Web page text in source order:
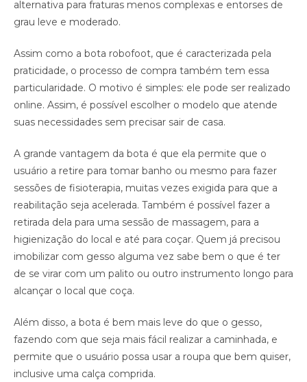
alternativa para fraturas menos complexas e entorses de
grau leve e moderado.
Assim como a bota robofoot, que é caracterizada pela
praticidade, o processo de compra também tem essa
particularidade. O motivo é simples: ele pode ser realizado
online. Assim, é possível escolher o modelo que atende
suas necessidades sem precisar sair de casa.
A grande vantagem da bota é que ela permite que o
usuário a retire para tomar banho ou mesmo para fazer
sessões de fisioterapia, muitas vezes exigida para que a
reabilitação seja acelerada. Também é possível fazer a
retirada dela para uma sessão de massagem, para a
higienização do local e até para coçar. Quem já precisou
imobilizar com gesso alguma vez sabe bem o que é ter
de se virar com um palito ou outro instrumento longo para
alcançar o local que coça.
Além disso, a bota é bem mais leve do que o gesso,
fazendo com que seja mais fácil realizar a caminhada, e
permite que o usuário possa usar a roupa que bem quiser,
inclusive uma calça comprida.